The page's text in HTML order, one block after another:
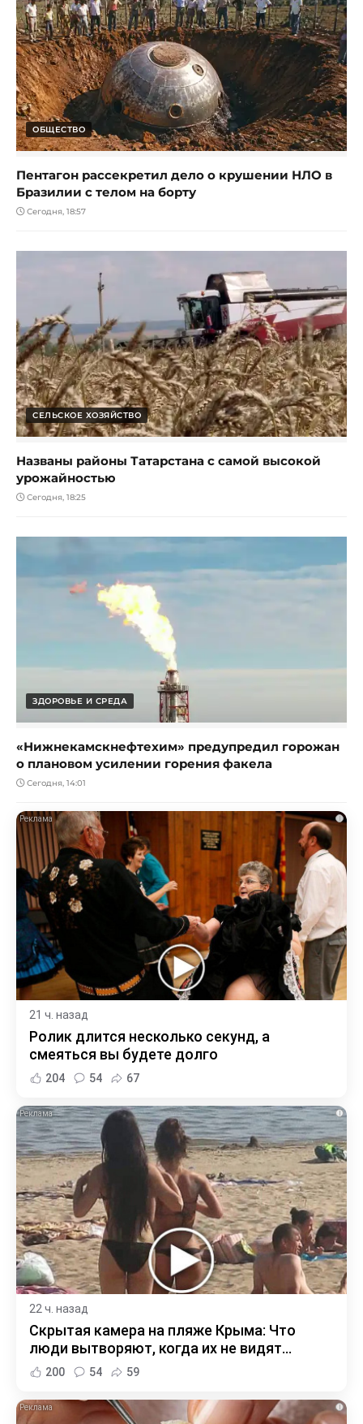
ОБЩЕСТВО
Пентагон рассекретил дело о крушении НЛО в
Бразилии с телом на борту
Сегодня, 18:57
СЕЛЬСКОЕ ХОЗЯЙСТВО
Названы районы Татарстана с самой высокой
урожайностью
Сегодня, 18:25
ЗДОРОВЬЕ И СРЕДА
«Нижнекамскнефтехим» предупредил горожан
о плановом усилении горения факела
Сегодня, 14:01
i
21 ч. назад
Ролик длится несколько секунд, а
смеяться вы будете долго
204 54 67
i
22 ч. назад
Скрытая камера на пляже Крыма: Что
люди вытворяют, когда их не видят...
200 54 59
i